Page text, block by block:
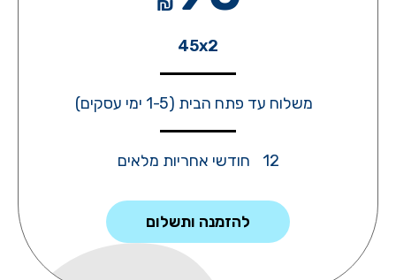
45x2
משלוח עד פתח הבית (1-5 ימי עסקים)
12 חודשי אחריות מלאים
להזמנה ותשלום